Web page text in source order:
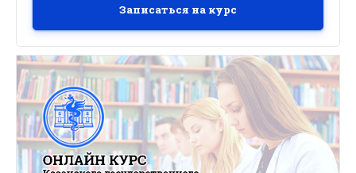
Заочный этап включает также дистанционный
контакт и консультации с ведущими
курсового проекта, который предполагает
методическую разработку занятия по теме
учебной программы той высшей школы, где
работает слушатель.
Записаться на курс